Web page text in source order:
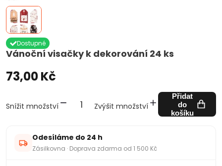
Vánoční visačky k dekorování 24 ks
Dostupné
73,00 Kč
Snížit množství Zvýšit množství
Přidat
do
košíku
Odesíláme do 24 h
Zásilkovna · Doprava zdarma od 1 500 Kč